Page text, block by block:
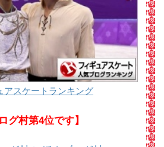
アスケートランキング
グ村第4位です】